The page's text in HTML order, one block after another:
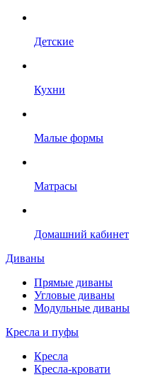
Детские
Кухни
Малые формы
Матрасы
Домашний кабинет
Диваны
Прямые диваны
Угловые диваны
Модульные диваны
Кресла и пуфы
Кресла
Кресла-кровати